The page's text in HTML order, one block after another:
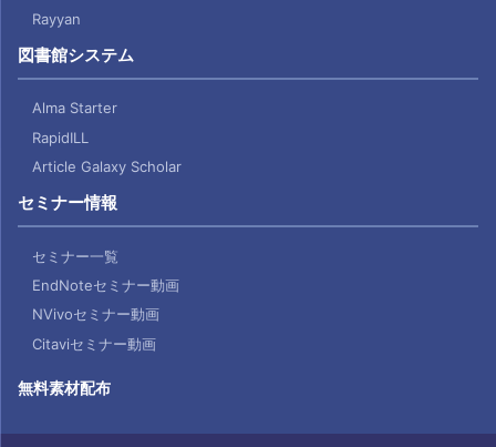
Rayyan
図書館システム
Alma Starter
RapidILL
Article Galaxy Scholar
セミナー情報
セミナー一覧
EndNoteセミナー動画
NVivoセミナー動画
Citaviセミナー動画
無料素材配布